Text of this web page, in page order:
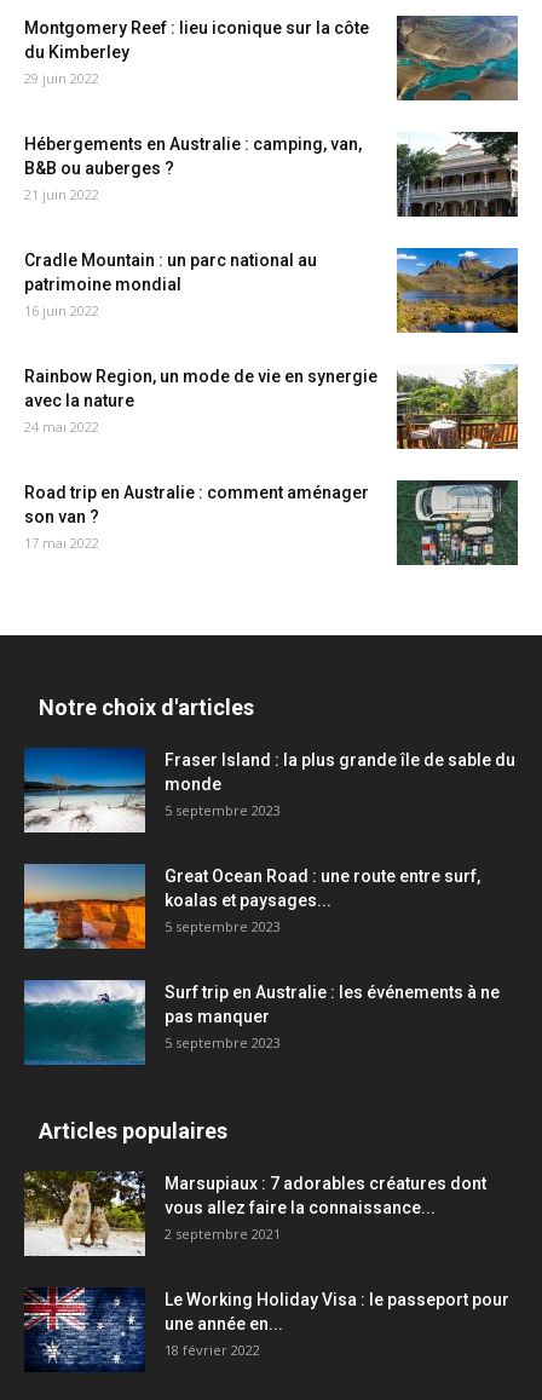
Montgomery Reef : lieu iconique sur la côte
du Kimberley
29 juin 2022
Hébergements en Australie : camping, van,
B&B ou auberges ?
21 juin 2022
Cradle Mountain : un parc national au
patrimoine mondial
16 juin 2022
Rainbow Region, un mode de vie en synergie
avec la nature
24 mai 2022
Road trip en Australie : comment aménager
son van ?
17 mai 2022
Notre choix d'articles
Fraser Island : la plus grande île de sable du
monde
5 septembre 2023
Great Ocean Road : une route entre surf,
koalas et paysages...
5 septembre 2023
Surf trip en Australie : les événements à ne
pas manquer
5 septembre 2023
Articles populaires
Marsupiaux : 7 adorables créatures dont
vous allez faire la connaissance...
2 septembre 2021
Le Working Holiday Visa : le passeport pour
une année en...
18 février 2022